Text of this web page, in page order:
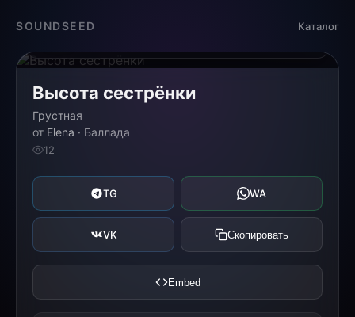
SOUNDSEED Каталог
Высота сестрёнки
Грустная
от Elena · Баллада
12
TG WA
VK Скопировать
Embed